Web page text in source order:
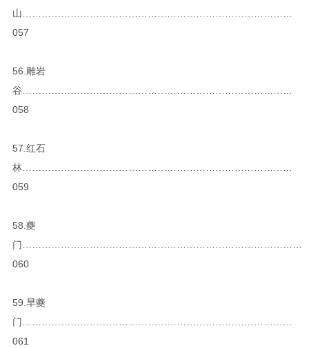
山…………………………………………………………………………
057
56.雕岩
谷…………………………………………………………………………
058
57.红石
林…………………………………………………………………………
059
58.夔
门……………………………………………………………………………
060
59.旱夔
门…………………………………………………………………………
061